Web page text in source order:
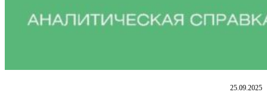
25.09.2025